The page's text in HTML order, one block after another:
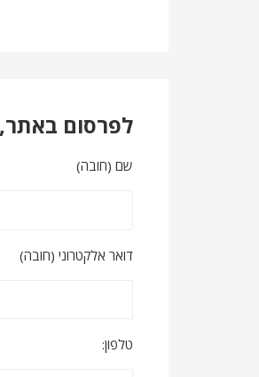
לפרסום
שם (חובה)
דואר אלקטרוני (חובה)
טלפון: